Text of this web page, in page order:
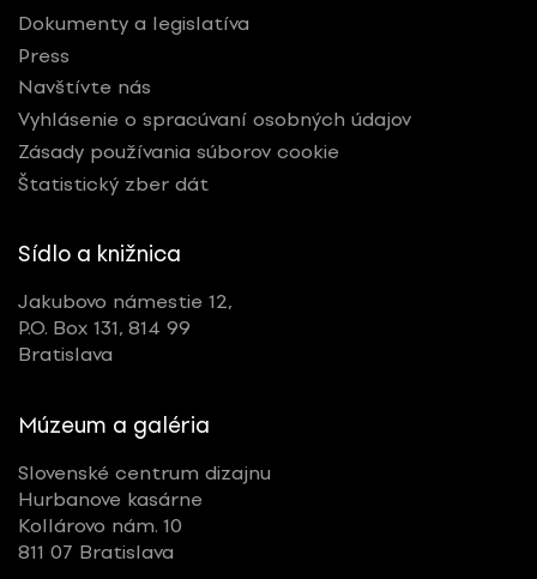
Dokumenty a legislatíva
Press
Navštívte nás
Vyhlásenie o spracúvaní osobných údajov
Zásady používania súborov cookie
Štatistický zber dát
Sídlo a knižnica
Jakubovo námestie 12,
P.O. Box 131, 814 99
Bratislava
Múzeum a galéria
Slovenské centrum dizajnu
Hurbanove kasárne
Kollárovo nám. 10
811 07 Bratislava